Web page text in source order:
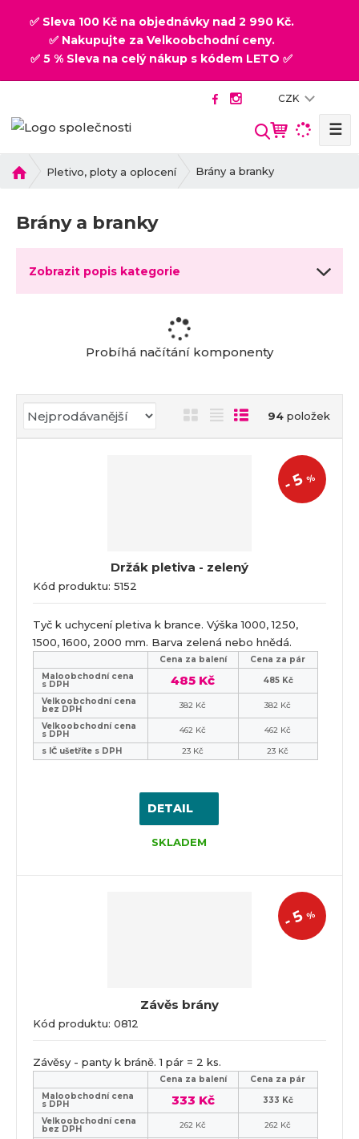
✅ Sleva 100 Kč na objednávky nad 2 990 Kč.
✅ Nakupujte za Velkoobchodní ceny.
✅ 5 % Sleva na celý nákup s kódem LETO ✅
CZK
V
h
a
☰
v
d
s
t
Pletivo, ploty a oplocení Brány a branky
Brány a branky
Zobrazit popis kategorie
Probíhá načítání komponenty
ý
i
s
ý
i
94 položek
Držák pletiva - zelený
Kód produktu: 5152
-
5%
Tyč k uchycení pletiva k brance. Výška 1000, 1250,
1500, 1600, 2000 mm. Barva zelená nebo hnědá.
Cena za balení
Cena za pár
Maloobchodní cena
s DPH 485 Kč
485 Kč
Velkoobchodní cena
bez DPH 382 Kč
382 Kč
Velkoobchodní cena
s DPH 462 Kč
462 Kč
s IČ ušetříte s DPH
23 Kč 23 Kč
DETAIL
SKLADEM
Závěs brány
Kód produktu: 0812
-
5%
Závěsy - panty k bráně. 1 pár = 2 ks.
Cena za balení
Cena za pár
Maloobchodní cena
s DPH 333 Kč
333 Kč
Velkoobchodní cena
bez DPH 262 Kč
262 Kč